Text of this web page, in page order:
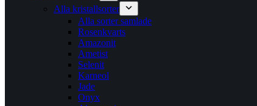
Alla kristallsorter
Alla sorter samlade
Rosenkvarts
Amazonit
Ametist
Selenit
Karneol
Jade
Onyx